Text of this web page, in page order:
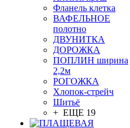
Фланель клетка
ВАФЕЛЬНОЕ
полотно
ДВУНИТКА
ДОРОЖКА
ПОПЛИН ширина
2,2м
РОГОЖКА
Хлопок-стрейч
Шитьё
+ ЕЩЕ 19